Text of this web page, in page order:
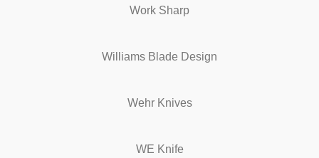
Work Sharp
Williams Blade Design
Wehr Knives
WE Knife